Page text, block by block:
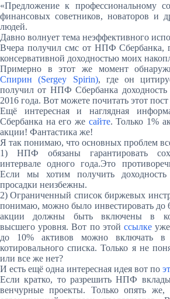
«Предложение к профессиональному
финансовых советников, новаторов и
людей.
Давно волнует тема неэффективного
Вчера получил смс от НПФ Сбербанка,
консервативной доходностью моих
Примерно в этот же момент
Спирин (Sergey Spirin), где он
получил от НПФ Сбербанка доходность
2016 года. Вот можете почитать этот пост
Ещё интересная и наглядная
Сбербанка на его же сайте. Только 1%
акции! Фантастика же!
Я так понимаю, что основных проблем
1) НПФ обязаны гарантировать
интервале одного года.Это
Если мы хотим получить
просадки неизбежны.
2) Ограниченный список биржевых
понимаю, можно было инвестировать до
акции должны быть включены в
высшего уровня. Вот по этойссылке
до 10% активов можно включать
котировального списка. Только я не
или все же нет?
И есть ещё одна интересная идея вот по
Если кратко, то разрешить НПФ
венчурные проекты. Только опять же,